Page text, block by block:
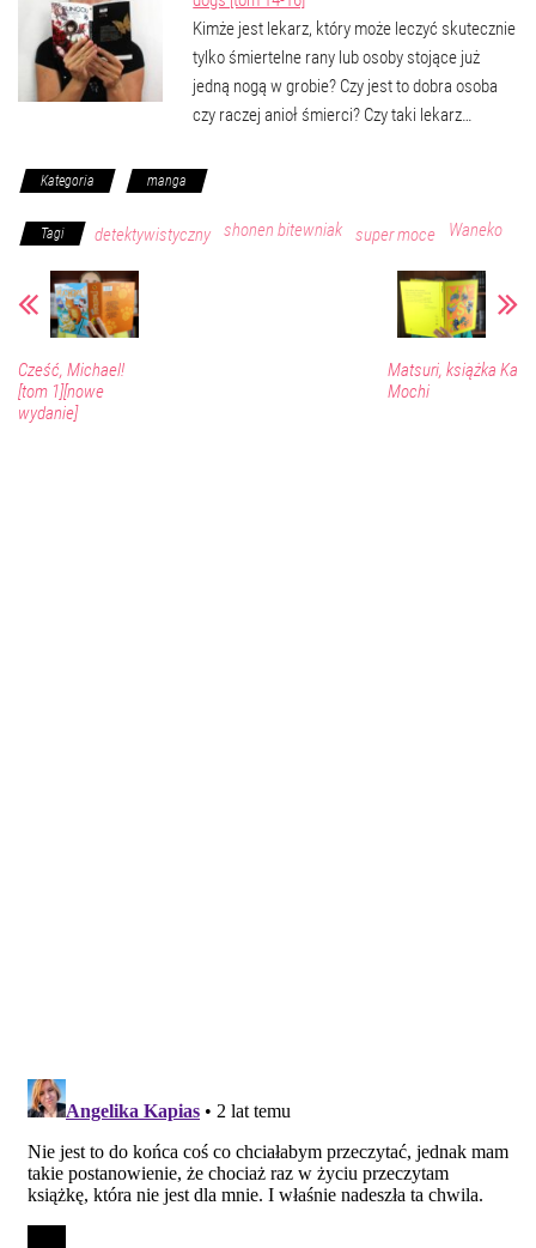
Kimże jest lekarz, który może leczyć skutecznie
tylko śmiertelne rany lub osoby stojące już
jedną nogą w grobie? Czy jest to dobra osoba
czy raczej anioł śmierci? Czy taki lekarz…
Kategoria manga
Tagi detektywistyczny shonen bitewniak super moce Waneko
Cześć, Michael!
[tom 1][nowe
wydanie]
Matsuri, książka Ka
Mochi